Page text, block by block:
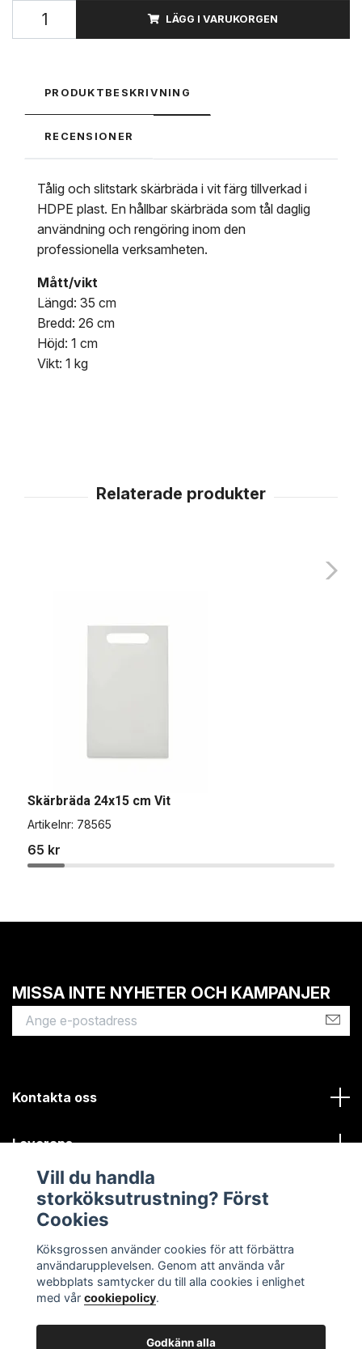
LÄGG I VARUKORGEN
PRODUKTBESKRIVNING
RECENSIONER
Tålig och slitstark skärbräda i vit färg tillverkad i
HDPE plast. En hållbar skärbräda som tål daglig
användning och rengöring inom den
professionella verksamheten.
Mått/vikt
Längd: 35 cm
Bredd: 26 cm
Höjd: 1 cm
Vikt: 1 kg
Skärbräda 24x15 cm Vit
Artikelnr: 78565
65 kr
MISSA INTE NYHETER OCH KAMPANJER
Kontakta oss
Leverans
Kundinformation
Vill du handla
storköksutrustning? Först
Cookies
Köksgrossen använder cookies för att förbättra
användarupplevelsen. Genom att använda vår
webbplats samtycker du till alla cookies i enlighet
med vår cookiepolicy.
Godkänn alla